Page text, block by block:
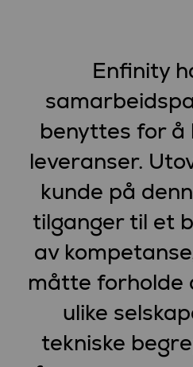
Enfinity
benyttes for
leveranser.
kunde på
tilganger til et
av
måtte forholde
ulike
tekniske